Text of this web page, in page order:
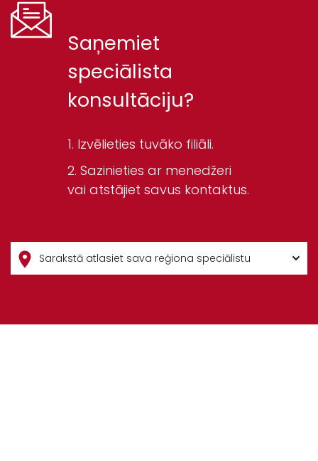
Saņemiet
speciālista
konsultāciju?
Izvēlieties tuvāko filiāli.
Sazinieties ar menedžeri
vai atstājiet savus kontaktus.